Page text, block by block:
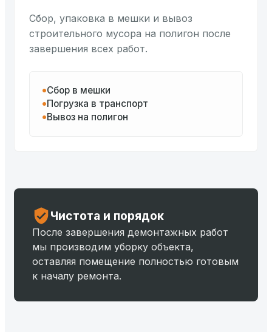
Сбор, упаковка в мешки и вывоз
строительного мусора на полигон после
завершения всех работ.
Сбор в мешки
Погрузка в транспорт
Вывоз на полигон
Чистота и порядок
После завершения демонтажных работ
мы производим уборку объекта,
оставляя помещение полностью готовым
к началу ремонта.